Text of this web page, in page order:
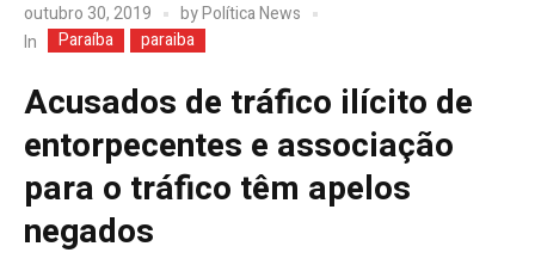
outubro 30, 2019 byPolítica News
In
Paraíba paraiba
Acusados de tráfico ilícito de
entorpecentes e associação
para o tráfico têm apelos
negados